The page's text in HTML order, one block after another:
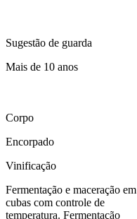
Sugestão de guarda
Mais de 10 anos
Corpo
Encorpado
Vinificação
Fermentação e maceração em
cubas com controle de
temperatura. Fermentação